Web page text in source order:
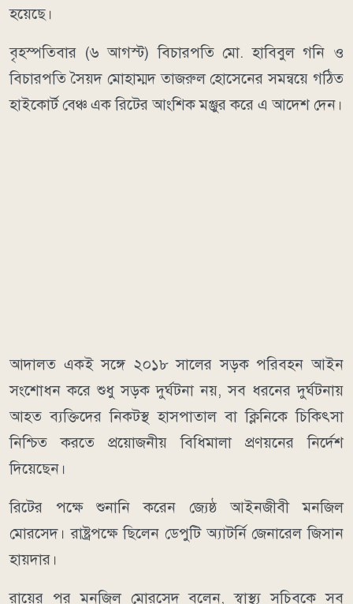
হয়েছে।
বৃহস্পতিবার (৬ আগস্ট) বিচারপতি মো. হাবিবুল গনি ও
বিচারপতি সৈয়দ মোহাম্মদ তাজরুল হোসেনের সমন্বয়ে গঠিত
হাইকোর্ট বেঞ্চ এক রিটের আংশিক মঞ্জুর করে এ আদেশ দেন।
আদালত একই সঙ্গে ২০১৮ সালের সড়ক পরিবহন আইন
সংশোধন করে শুধু সড়ক দুর্ঘটনা নয়, সব ধরনের দুর্ঘটনায়
আহত ব্যক্তিদের নিকটস্থ হাসপাতাল বা ক্লিনিকে চিকিৎসা
নিশ্চিত করতে প্রয়োজনীয় বিধিমালা প্রণয়নের নির্দেশ
দিয়েছেন।
রিটের পক্ষে শুনানি করেন জ্যেষ্ঠ আইনজীবী মনজিল
মোরসেদ। রাষ্ট্রপক্ষে ছিলেন ডেপুটি অ্যাটর্নি জেনারেল জিসান
হায়দার।
রায়ের পর মনজিল মোরসেদ বলেন, স্বাস্থ্য সচিবকে সব